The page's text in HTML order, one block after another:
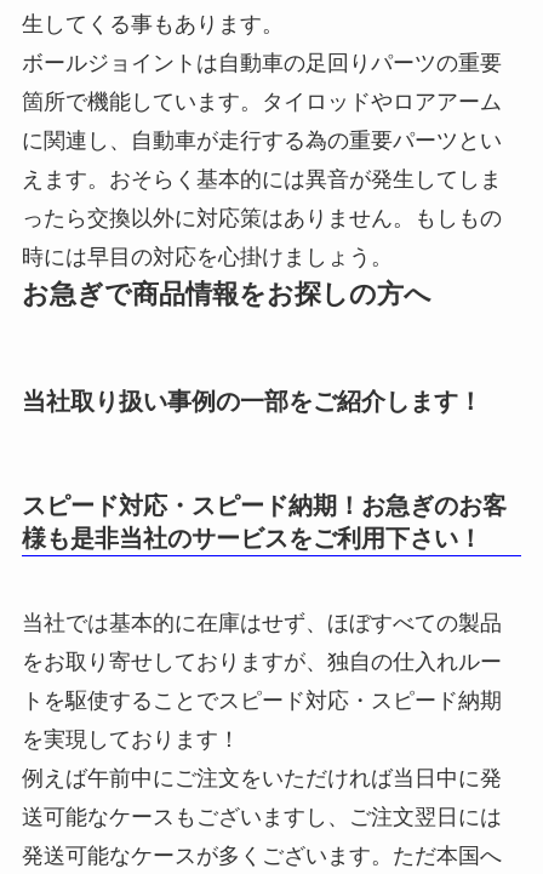
生してくる事もあります。
ボールジョイントは自動車の足回りパーツの重要
箇所で機能しています。タイロッドやロアアーム
に関連し、自動車が走行する為の重要パーツとい
えます。おそらく基本的には異音が発生してしま
ったら交換以外に対応策はありません。もしもの
時には早目の対応を心掛けましょう。
お急ぎで商品情報をお探しの方へ
当社取り扱い事例の一部をご紹介します！
スピード対応・スピード納期！お急ぎのお客
様も是非当社のサービスをご利用下さい！
当社では基本的に在庫はせず、ほぼすべての製品
をお取り寄せしておりますが、独自の仕入れルー
トを駆使することでスピード対応・スピード納期
を実現しております！
例えば午前中にご注文をいただければ当日中に発
送可能なケースもございますし、ご注文翌日には
発送可能なケースが多くございます。ただ本国へ